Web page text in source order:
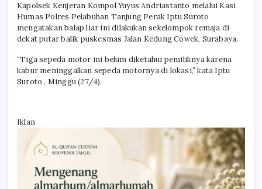
Kapolsek Kenjeran Kompol Yuyus Andriastanto melalui Kasi
Humas Polres Pelabuhan Tanjung Perak Iptu Suroto
mengatakan balap liar ini dilakukan sekelompok remaja di
dekat putar balik puskesmas Jalan Kedung Cowek, Surabaya.
“Tiga sepeda motor ini belum diketahui pemiliknya karena
kabur meninggalkan sepeda motornya di lokasi,” kata Iptu
Suroto , Minggu (27/4).
Iklan